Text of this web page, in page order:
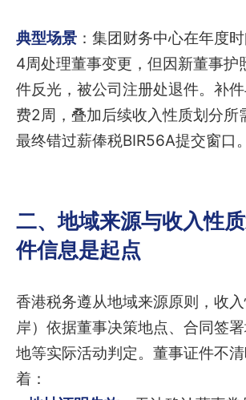
典型场景 ：集团财务中心在年度
4周处理董事变更，但因新董事护
件反光，被公司注册处退件。补
费2周，叠加后续收入性质划分所
最终错过薪俸税BIR56A提交窗口。
二、地域来源与收入性
件信息是起点
香港税务遵从地域来源原则，收
岸）依据董事决策地点、合同签
地等实际活动判定。董事证件不
着：